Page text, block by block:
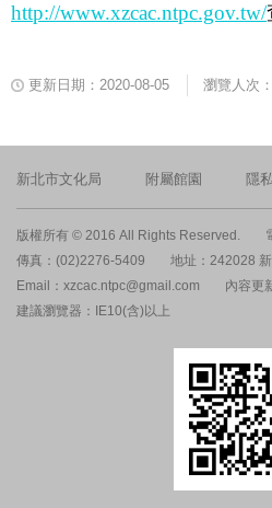
http://www.xzcac.ntpc.gov.tw/
更新日期：2020-08-05 瀏覽人次
新北市文化局 附屬館園 隱
版權所有 © 2016 All Rights Reserved.
傳真：(02)2276-5409
地址：242028
Email：xzcac.ntpc@gmail.com
內容更
建議瀏覽器：IE10(含)以上